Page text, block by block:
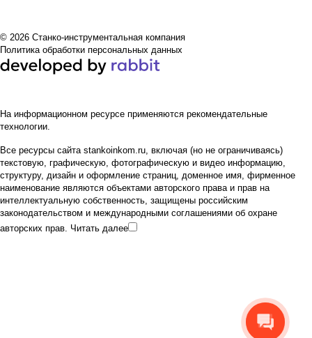
© 2026 Станко-инструментальная компания
Политика обработки персональных данных
На информационном ресурсе применяются рекомендательные
технологии.
Все ресурсы сайта stankoinkom.ru, включая (но не ограничиваясь)
текстовую, графическую, фотографическую и видео информацию,
структуру, дизайн и оформление страниц, доменное имя, фирменное
наименование являются объектами авторского права и прав на
интеллектуальную собственность, защищены российским
законодательством и международными соглашениями об охране
авторских прав. Читать далее